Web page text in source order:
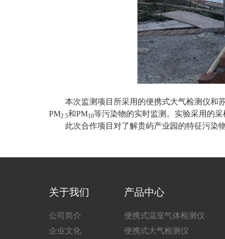
本次监测项目所采用的便携式大气检测仪和
PM2.5和PM10等污染物的实时监测。实验采用的
此次合作项目对了解贵屿产业园的特征污染
关于我们
公司简介
企业文化
产品中心
便携式温室气体检测仪
便携式大气检测仪